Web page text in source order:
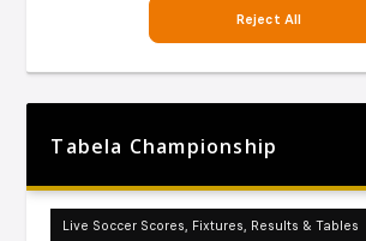
Tabela Championship